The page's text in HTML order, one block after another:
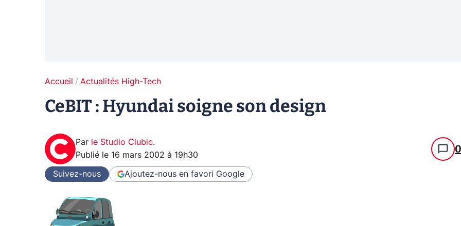
Accueil Actualités High-Tech
CeBIT : Hyundai soigne son design
Par le Studio Clubic.
Publié le 16 mars 2002 à 19h30 0
Suivez-nous Ajoutez-nous en favori Google